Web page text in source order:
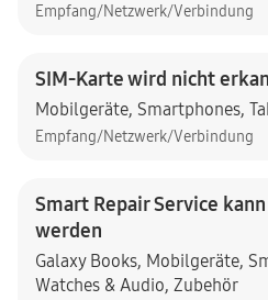
Empfang/Netzwerk/Verbindung
SIM-Karte wird nicht
Mobilgeräte, Smartphones,
Empfang/Netzwerk/Verbindung
Smart Repair Service
werden
Galaxy Books, Mobilgeräte,
Watches & Audio, Zubehör